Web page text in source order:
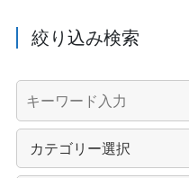
絞り込み検索